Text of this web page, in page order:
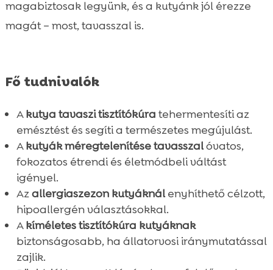
 Válogatós kutyák motiválása
 Napi menüterv a tisztítókúra idejére
 Összefoglaló
magabiztosak legyünk, és a kutyánk jól érezze
magát – most, tavasszal is.
Fő tudnivalók
Akutya tavaszi tisztítókúra tehermentesíti az
emésztést és segíti a természetes megújulást.
Akutyák méregtelenítése tavasszalóvatos,
fokozatos étrendi és életmódbeli váltást
igényel.
Azallergiaszezon kutyáknálenyhíthető célzott,
hipoallergén választásokkal.
Akíméletes tisztítókúra kutyáknak
biztonságosabb, ha állatorvosi iránymutatással
zajlik.